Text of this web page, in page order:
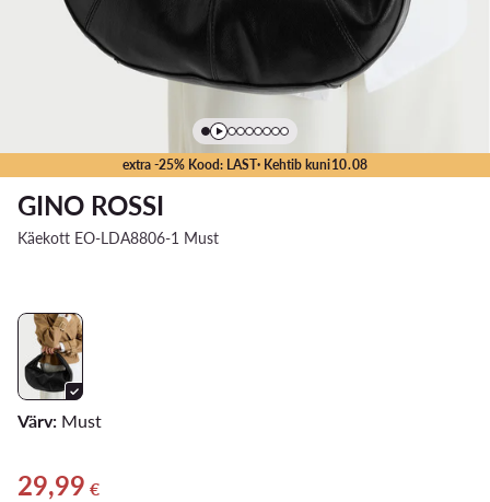
extra -25% Kood: LAST· Kehtib kuni10.08
GINO ROSSI
Käekott EO-LDA8806-1 Must
Värv: Must
Praegune hind 29,99 €
29,99 €